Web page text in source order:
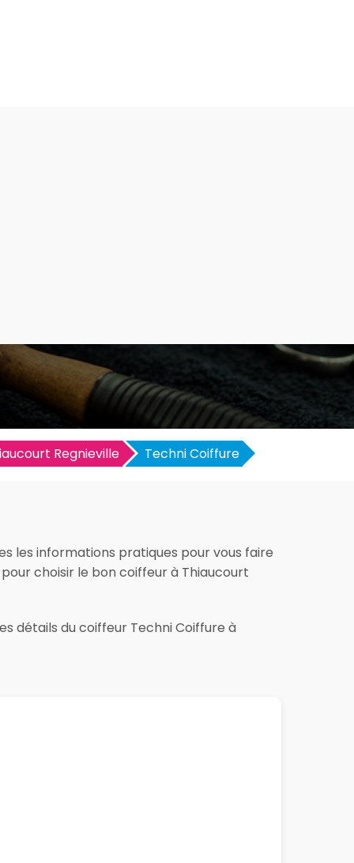
Regnieville Techni Coiffure
les informations pratiques pour vous faire
choisir le bon coiffeur à Thiaucourt
détails du coiffeur Techni Coiffure à